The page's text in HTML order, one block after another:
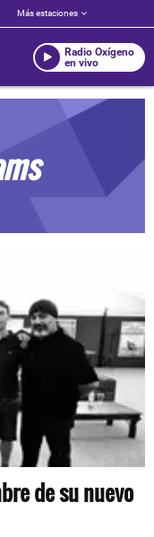
Más estaciones
Radio Oxígeno
en vivo
de su nuevo